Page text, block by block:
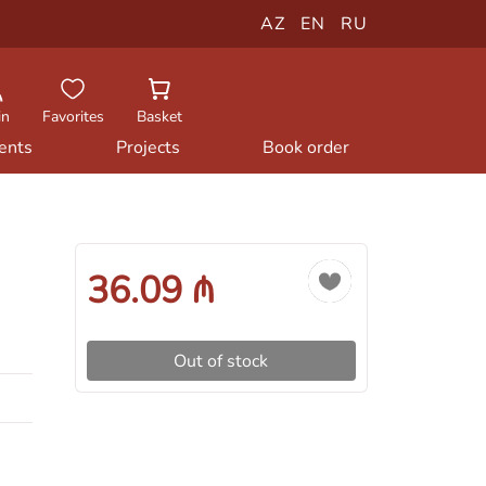
AZ EN RU
Favorites Basket
Projects Book order
36.09 ₼
Out of stock